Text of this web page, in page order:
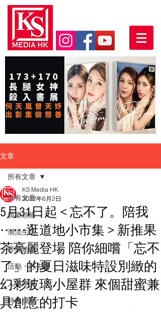
文章
所有文章
娛樂頭條
潮流生活
音樂頻道
活動・好去處
人物專訪
時光檔案
所有文章
5月31日起 < 忘不了。陪我
⋯⋯逛道地小市集 > 新推果
茶亮麗登場 陪你細嚐「忘不
了」的夏日滋味特設別緻的
幻彩玻璃小屋群 來個甜蜜兼
具創意的打卡
KS Media HK
2022年6月2日